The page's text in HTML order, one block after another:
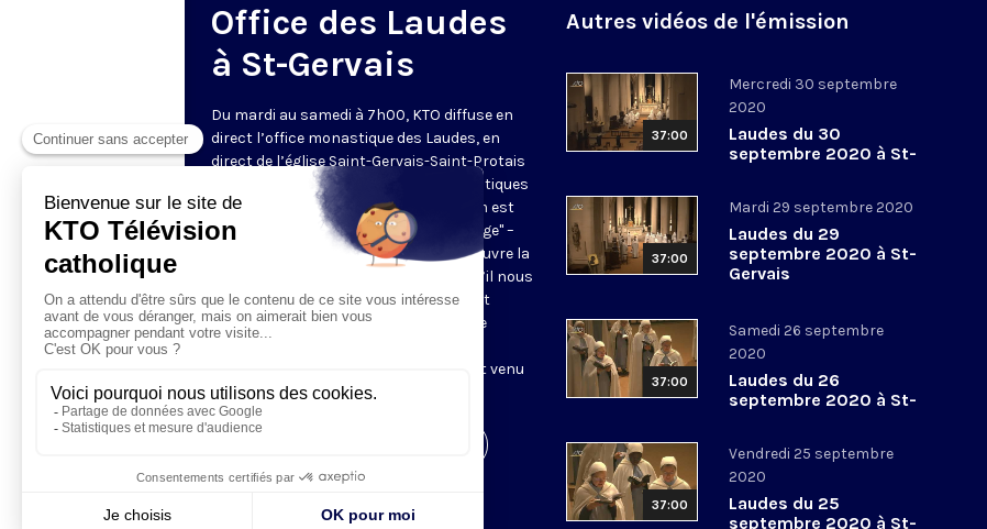
Office des Laudes
à St-Gervais
Du mardi au samedi à 7h00, KTO diffuse en
direct l’office monastique des Laudes, en
direct de l’église Saint-Gervais-Saint-Protais
(Paris IVe), avec les Fraternités Monastiques
de Jérusalem. Les Laudes – dont le nom est
dérivé du terme latin qui signifie "louange" –
sont d’abord la prière de louange qui ouvre la
journée pour remercier Dieu du don qu’il nous
fait de ce jour nouveau, et le placer tout
entier sous son regard. Mais son heure
Résurrection du Seigneur, "soleil levant venu
nous visiter" (Lc 1,28).
Autres vidéos de l'émission
37:00
Mercredi 30 septembre
2020
Laudes du 30
septembre 2020 à St-
37:00
Mardi 29 septembre 2020
Laudes du 29
septembre 2020 à St-
Gervais
37:00
Samedi 26 septembre
2020
Laudes du 26
septembre 2020 à St-
37:00
Vendredi 25 septembre
2020
Laudes du 25
septembre 2020 à St-